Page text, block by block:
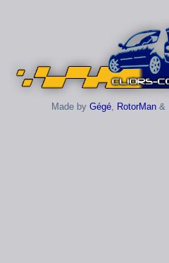
Made by Gégé, RotorMan&